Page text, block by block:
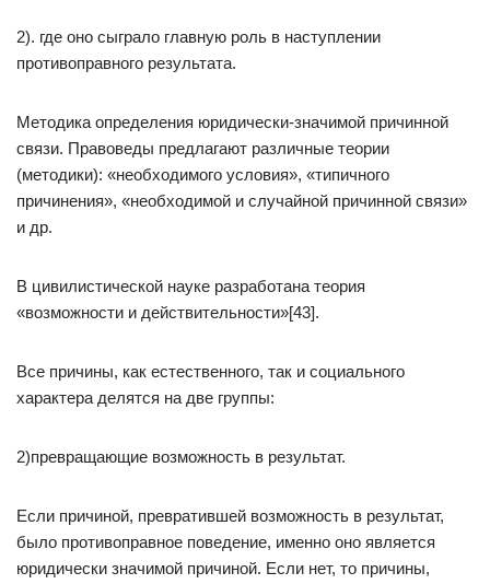
2). где оно сыграло главную роль в наступлении
противоправного результата.
Методика определения юридически-значимой причинной
связи. Правоведы предлагают различные теории
(методики): «необходимого условия», «типичного
причинения», «необходимой и случайной причинной связи»
и др.
В цивилистической науке разработана теория
«возможности и действительности»[43].
Все причины, как естественного, так и социального
характера делятся на две группы:
2)превращающие возможность в результат.
Если причиной, превратившей возможность в результат,
было противоправное поведение, именно оно является
юридически значимой причиной. Если нет, то причины,